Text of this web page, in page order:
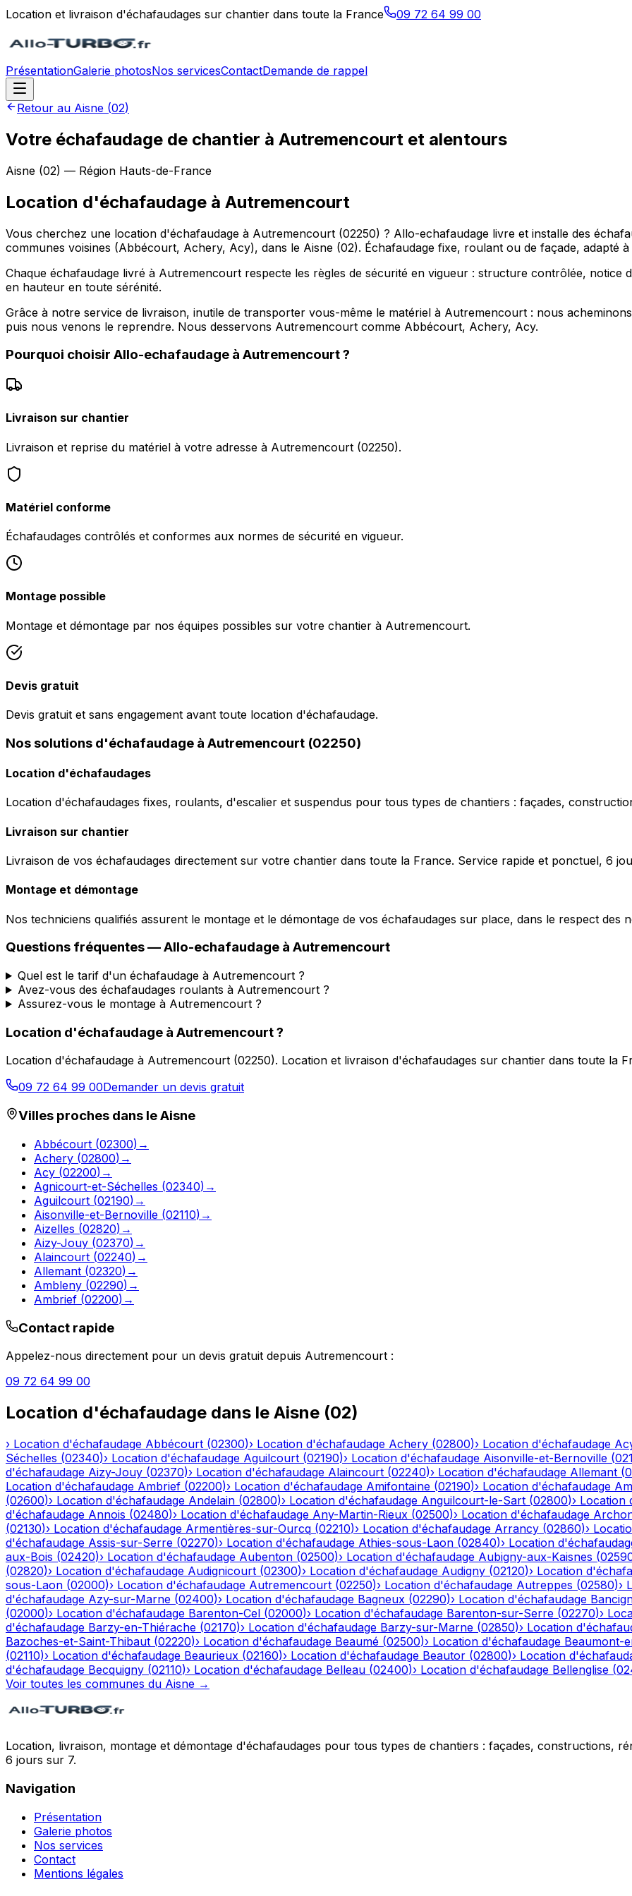
Location et livraison d'échafaudages sur chantier dans toute la France 09 72 64 99 00
PrésentationGalerie photosNos servicesContactDemande de rappel
Retour au Aisne (02)
Votre échafaudage de chantier à Autremencourt et alentours
Aisne (02) — Région Hauts-de-France
Location d'échafaudage à Autremencourt
Vous cherchez une location d'échafaudage à Autremencourt (02250) ? Allo-echafaudage livre et installe des
communes voisines (Abbécourt, Achery, Acy), dans le Aisne (02). Échafaudage fixe, roulant ou de façade, adapté
Chaque échafaudage livré à Autremencourt respecte les règles de sécurité en vigueur : structure contrôlée,
en hauteur en toute sérénité.
Grâce à notre service de livraison, inutile de transporter vous-même le matériel à Autremencourt : nous
puis nous venons le reprendre. Nous desservons Autremencourt comme Abbécourt, Achery, Acy.
Pourquoi choisir Allo-echafaudage à Autremencourt?
Livraison sur chantier
Livraison et reprise du matériel à votre adresse à Autremencourt (02250).
Matériel conforme
Échafaudages contrôlés et conformes aux normes de sécurité en vigueur.
Montage possible
Montage et démontage par nos équipes possibles sur votre chantier à Autremencourt.
Devis gratuit
Devis gratuit et sans engagement avant toute location d'échafaudage.
Nos solutions d'échafaudage à Autremencourt (02250)
Location d'échafaudages
Location d'échafaudages fixes, roulants, d'escalier et suspendus pour tous types de chantiers : façades,
Livraison sur chantier
Livraison de vos échafaudages directement sur votre chantier dans toute la France. Service rapide et ponctuel, 6
Montage et démontage
Nos techniciens qualifiés assurent le montage et le démontage de vos échafaudages sur place, dans le respect des
Questions fréquentes —Allo-echafaudage à Autremencourt
Quel est le tarif d'un échafaudage à Autremencourt ?
Avez-vous des échafaudages roulants à Autremencourt ?
Assurez-vous le montage à Autremencourt ?
Location d'échafaudage à Autremencourt?
Location d'échafaudage à Autremencourt (02250). Location et livraison d'échafaudages sur chantier dans toute la
09 72 64 99 00Demander un devis gratuit
Villes proches dans leAisne
Abbécourt (02300) →
Achery (02800) →
Acy (02200) →
Agnicourt-et-Séchelles (02340) →
Aguilcourt (02190) →
Aisonville-et-Bernoville (02110) →
Aizelles (02820) →
Aizy-Jouy (02370) →
Alaincourt (02240) →
Allemant (02320) →
Ambleny (02290) →
Ambrief (02200) →
Contact rapide
Appelez-nous directement pour un devis gratuit depuis Autremencourt :
09 72 64 99 00
Location d'échafaudage dans le Aisne (02)
› Location d'échafaudage Abbécourt (02300)› Location d'échafaudage Achery (02800)› Location d'échafaudage
Séchelles (02340)› Location d'échafaudage Aguilcourt (02190)› Location d'échafaudage Aisonville-et-Bernoville (
d'échafaudage Aizy-Jouy (02370)› Location d'échafaudage Alaincourt (02240)› Location d'échafaudage Allemant (
Location d'échafaudage Ambrief (02200)› Location d'échafaudage Amifontaine (02190)› Location d'échafaudage
(02600)› Location d'échafaudage Andelain (02800)› Location d'échafaudage Anguilcourt-le-Sart (02800)› Location
d'échafaudage Annois (02480)› Location d'échafaudage Any-Martin-Rieux (02500)› Location d'échafaudage
(02130)› Location d'échafaudage Armentières-sur-Ourcq (02210)› Location d'échafaudage Arrancy (02860)›
d'échafaudage Assis-sur-Serre (02270)› Location d'échafaudage Athies-sous-Laon (02840)› Location
aux-Bois (02420)› Location d'échafaudage Aubenton (02500)› Location d'échafaudage Aubigny-aux-Kaisnes (
(02820)› Location d'échafaudage Audignicourt (02300)› Location d'échafaudage Audigny (02120)› Location
sous-Laon (02000)› Location d'échafaudage Autremencourt (02250)› Location d'échafaudage Autreppes (02580)›
d'échafaudage Azy-sur-Marne (02400)› Location d'échafaudage Bagneux (02290)› Location d'échafaudage
(02000)› Location d'échafaudage Barenton-Cel (02000)› Location d'échafaudage Barenton-sur-Serre (02270)›
d'échafaudage Barzy-en-Thiérache (02170)› Location d'échafaudage Barzy-sur-Marne (02850)› Location
Bazoches-et-Saint-Thibaut (02220)› Location d'échafaudage Beaumé (02500)› Location d'échafaudage Beaumont-
(02110)› Location d'échafaudage Beaurieux (02160)› Location d'échafaudage Beautor (02800)› Location
d'échafaudage Becquigny (02110)› Location d'échafaudage Belleau (02400)› Location d'échafaudage Bellenglise (
Voir toutes les communes du Aisne →
Location, livraison, montage et démontage d'échafaudages pour tous types de chantiers : façades, constructions,
6 jours sur 7.
Navigation
Présentation
Galerie photos
Nos services
Contact
Mentions légales